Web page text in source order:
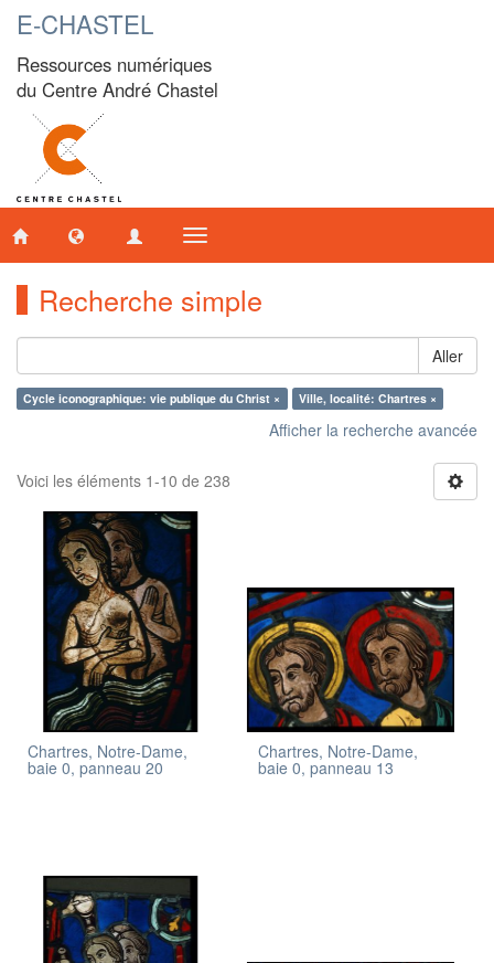
E-CHASTEL
Ressources numériques
du Centre André Chastel
Toggle
navigation
Recherche simple
Aller
Cycle iconographique: vie publique du Christ × Ville, localité: Chartres ×
Afficher la recherche avancée
Voici les éléments 1-10 de 238
Chartres, Notre-Dame,
baie 0, panneau 20
Chartres, Notre-Dame,
baie 0, panneau 13